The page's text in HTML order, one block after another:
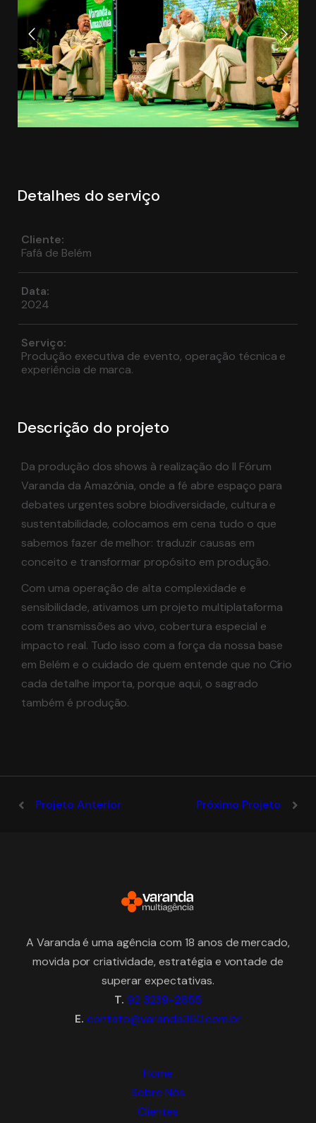
Detalhes do serviço
Cliente:
Fafá de Belém
Data:
2024
Serviço:
Produção executiva de evento, operação técnica e
experiência de marca.
Descrição do projeto
Da produção dos shows à realização do II Fórum
Varanda da Amazônia, onde a fé abre espaço para
debates urgentes sobre biodiversidade, cultura e
sustentabilidade, colocamos em cena tudo o que
sabemos fazer de melhor: traduzir causas em
conceito e transformar propósito em produção.
Com uma operação de alta complexidade e
sensibilidade, ativamos um projeto multiplataforma
com transmissões ao vivo, cobertura especial e
impacto real. Tudo isso com a força da nossa base
em Belém e o cuidado de quem entende que no Círio
cada detalhe importa, porque aqui, o sagrado
também é produção.
Projeto Anterior Próximo Projeto
A Varanda é uma agência com 18 anos de mercado,
movida por criatividade, estratégia e vontade de
superar expectativas.
T. 92 3239-2655
E. contato@varanda360.com.br
Home
Sobre Nós
Clientes